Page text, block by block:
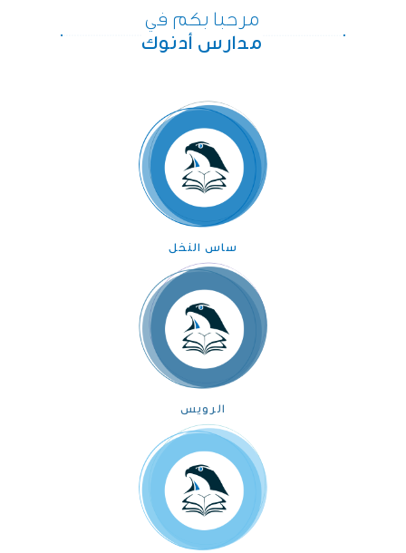
English
مرحبا بكم في
مدارس أدنوك
ساس النخل
الرويس